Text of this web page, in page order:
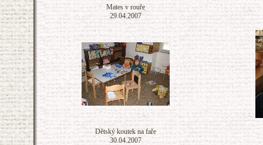
Mates v rouře
29.04.2007
Dětský koutek na faře
30.04.2007